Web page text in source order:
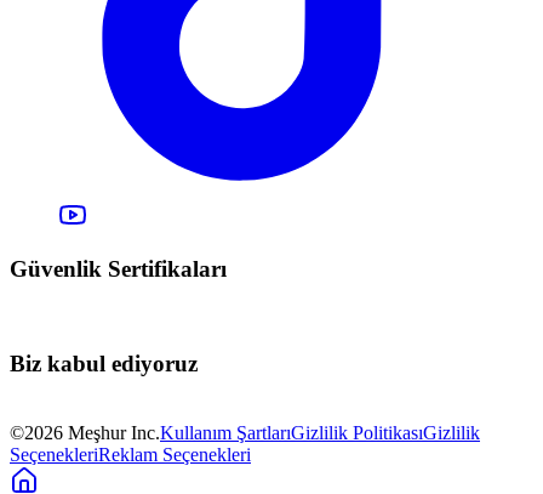
Güvenlik Sertifikaları
Biz kabul ediyoruz
©2026 Meşhur Inc.Kullanım ŞartlarıGizlilik PolitikasıGizlilik
SeçenekleriReklam Seçenekleri